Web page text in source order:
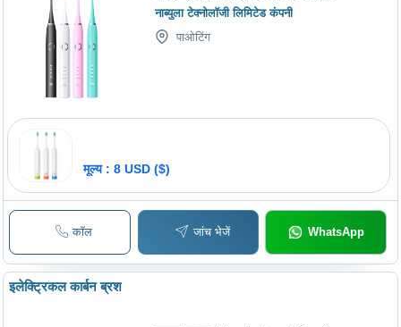
नाब्युला टेक्नोलॉजी लिमिटेड कंपनी
पाओटिंग
मूल्य : 8 USD ($)
कॉल जांच भेजें WhatsApp
इलेक्ट्रिकल कार्बन ब्रश